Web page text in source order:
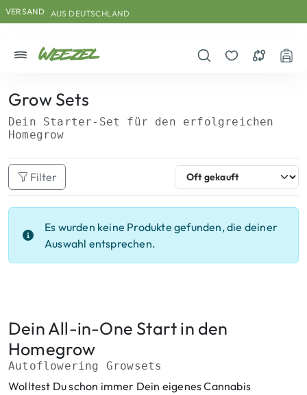
Skip to main content
Direkt zum Inhalt
Weiter zum Footer
VERSAND AUS DEUTSCHLAND
Grow Sets
Dein Starter-Set für den erfolgreichen
Homegrow
Dein All-in-One Start in den
Homegrow
Autoflowering Growsets
Wolltest Du schon immer Dein eigenes Cannabis
Filter
Es wurden keine Produkte gefunden, die deiner
Auswahl entsprechen.